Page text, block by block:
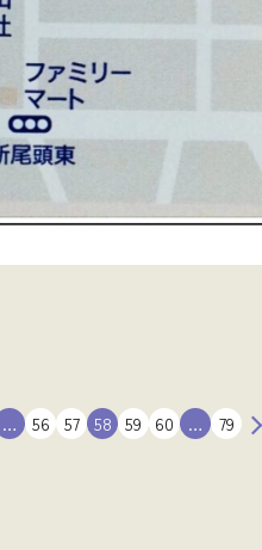
… 56 57 58 59 60 … 79